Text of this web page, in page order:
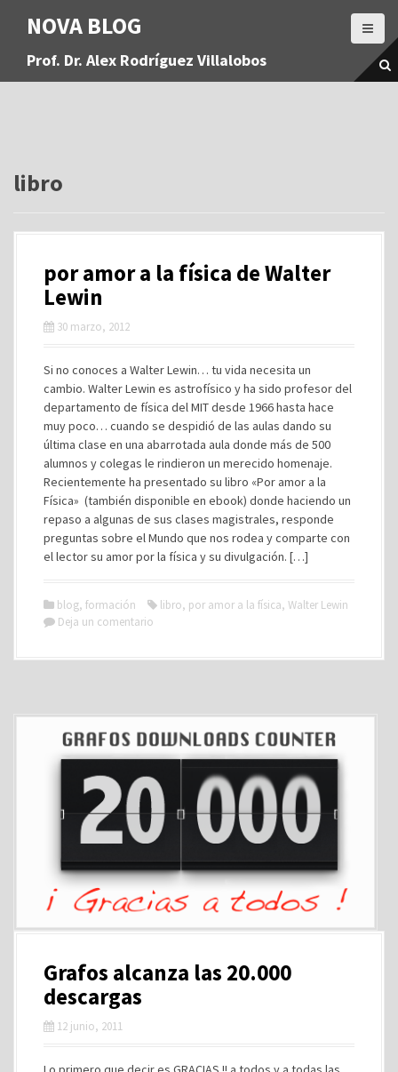
a
NOVA BLOG
Prof. Dr. Alex Rodríguez Villalobos
libro
por amor a la física de Walter
Lewin
30 marzo, 2012
Si no conoces a Walter Lewin… tu vida necesita un
cambio. Walter Lewin es astrofísico y ha sido profesor del
departamento de física del MIT desde 1966 hasta hace
muy poco… cuando se despidió de las aulas dando su
última clase en una abarrotada aula donde más de 500
alumnos y colegas le rindieron un merecido homenaje.
Recientemente ha presentado su libro «Por amor a la
Física» (también disponible en ebook) donde haciendo un
repaso a algunas de sus clases magistrales, responde
preguntas sobre el Mundo que nos rodea y comparte con
el lector su amor por la física y su divulgación. […]
blog, formación libro, por amor a la física, Walter Lewin
Deja un comentario
Grafos alcanza las 20.000
descargas
12 junio, 2011